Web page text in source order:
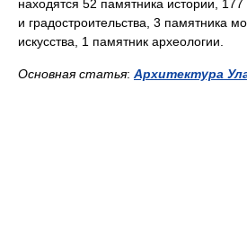
находятся 52 памятника истории,
и градостроительства, 3 памятника
искусства, 1 памятник археологии.
Основная статья: Архитектура